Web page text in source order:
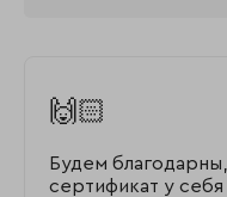
🙌🏻
Будем
сертификат у